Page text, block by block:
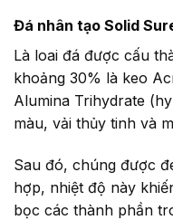
Đá nhân tạo Solid
Là loai đá được cấu
khoảng 30% là keo
Alumina Trihydrate
màu, vải thủy tinh và
Sau đó, chúng được
hợp, nhiệt độ này
bọc các thành phần